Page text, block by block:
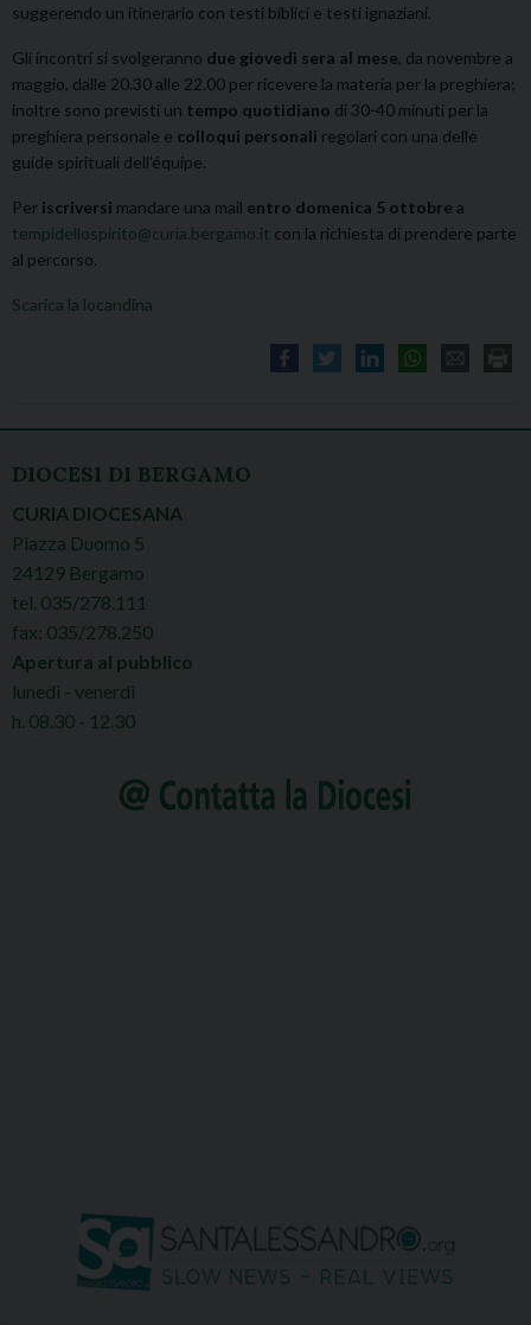
suggerendo un itinerario con testi biblici e testi ignaziani.
Gli incontri si svolgeranno due giovedì sera al mese , da novembre a
maggio, dalle 20.30 alle 22.00 per ricevere la materia per la preghiera;
inoltre sono previsti un tempo quotidiano di 30-40 minuti per la
preghiera personale e colloqui personali regolari con una delle
guide spirituali dell’équipe.
Per iscriversi mandare una mail entro domenica 5 ottobre a
tempidellospirito@curia.bergamo.it con la richiesta di prendere parte
al percorso.
Scarica la locandina
DIOCESI DI BERGAMO
CURIA DIOCESANA
Piazza Duomo 5
24129 Bergamo
tel. 035/278.111
fax: 035/278.250
Apertura al pubblico
lunedì - venerdì
h. 08.30 - 12.30